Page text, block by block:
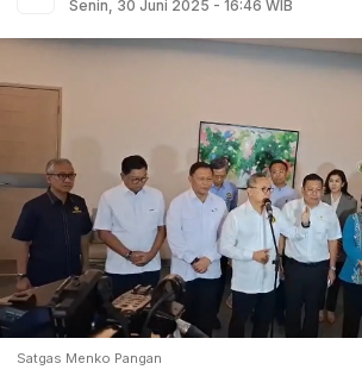
Senin, 30 Juni 2025 - 16:46 WIB
Satgas Menko Pangan